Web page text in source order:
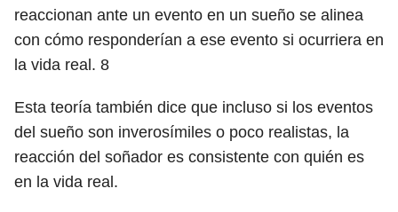
reaccionan ante un evento en un sueño se alinea
con cómo responderían a ese evento si ocurriera en
la vida real. 8
Esta teoría también dice que incluso si los eventos
del sueño son inverosímiles o poco realistas, la
reacción del soñador es consistente con quién es
en la vida real.